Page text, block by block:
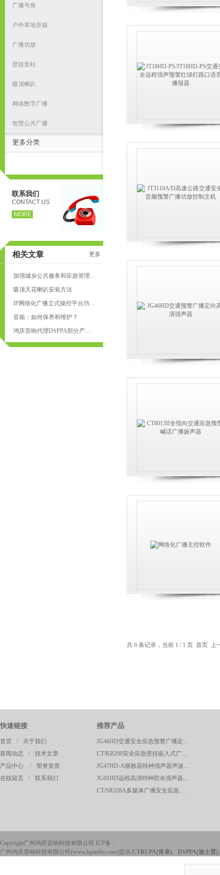
广播号角
户外草地音箱
广播功放
壁挂音柱
吸顶喇叭
网络数字广播
智慧公共广播
更多分类
联系我们
CONTACT US
MORE
更多
相关文章
加强城乡公共服务和应急管理一体化：鹰潭构建“村村响”智能广播系统
吸顶天花喇叭安装方法
IP网络化广播立式操控平台功能和特点
音箱：如何保养和维护？
鸿庆音响代理DSPPA部分产品特点
共 6 条记录，当前 1 / 1 页 首页
快速链接
首页 /
关于我们
新闻动态
/
技术文章
产品中心
/
荣誉资质
在线留言
/ 联系我们
推荐产品
JG46HD交通安全应急预警广播定向高清强声器
CT/KB200安全应急壁挂嵌入式广播呼叫控制主机
JG47HD-A驱散器特种强声器声波定向驱散器应急预警系统
JG01HD远程高清特种防水强声器校园广播应急系统
CT/SR328A多媒体广播安全应急声波驱散系统控制主机
Copyright广州鸿庆音响科技有限公司 ICP备：
广州鸿庆音响科技有限公司(www.kpaudio.com)提供:CTRLPA(肯卓)、DSPPA(迪士普